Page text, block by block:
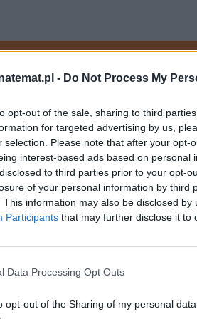
- Do Not Process My
opt-out of the sale, sharing to third
for targeted advertising by us,
selection. Please note that after your opt-
interest-based ads based on personal
to third parties prior to your opt-
of your personal information by third
This information may also be disclosed
Participants that may further disclose it to
Data Processing Opt Outs
opt-out of the Sharing of my personal data.
preferowane medium w Google
Markle. Co
i była modelka,
i wykorzystuje do
koszulki z sitodrukiem
buty.